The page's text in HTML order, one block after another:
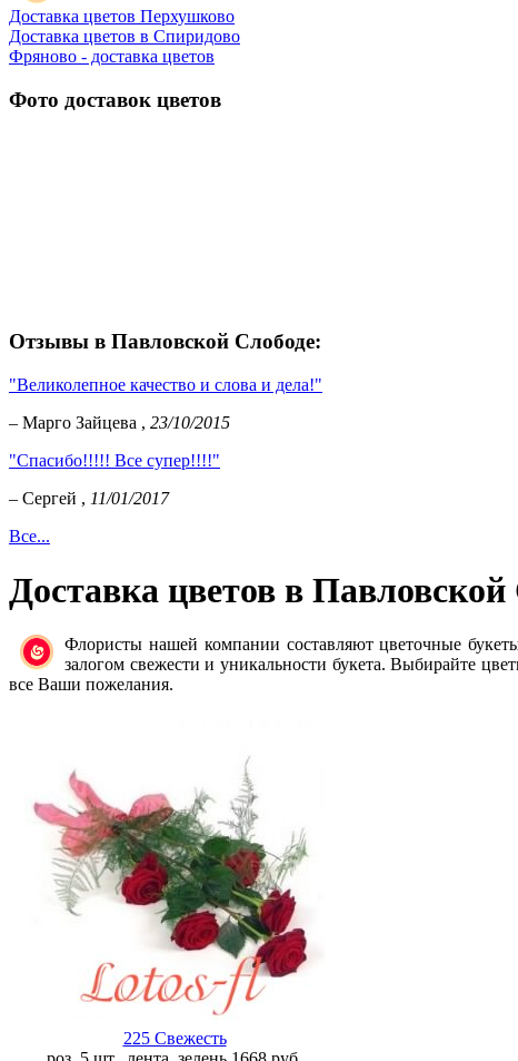
Доставка цветов Перхушково
Доставка цветов в Спиридово
Фряново - доставка цветов
Фото доставок цветов
Отзывы в Павловской Слободе:
"Великолепное качество и слова и дела!"
– Марго Зайцева , 23/10/2015
"Спасибо!!!!! Все супер!!!!"
– Сергей , 11/01/2017
Все...
Доставка цветов в Павловской
Флористы нашей компании составляют цветочные
залогом свежести и уникальности букета. Выбирайте
все Ваши пожелания.
225 Свежесть